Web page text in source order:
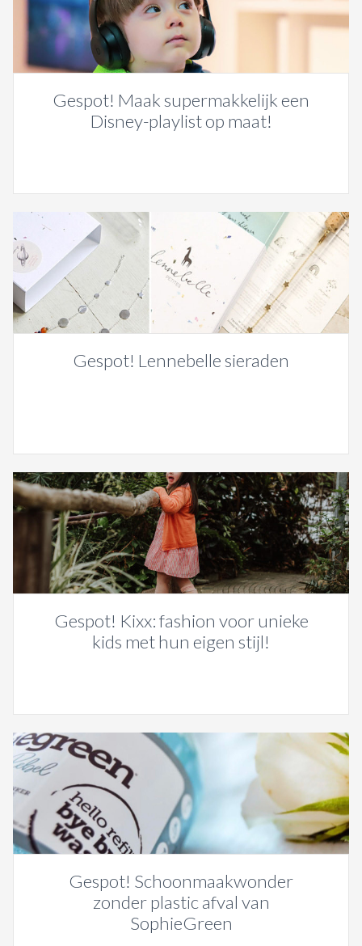
Gespot! Maak supermakkelijk een
Disney-playlist op maat!
Gespot! Lennebelle sieraden
Gespot! Kixx: fashion voor unieke
kids met hun eigen stijl!
Gespot! Schoonmaakwonder
zonder plastic afval van
SophieGreen